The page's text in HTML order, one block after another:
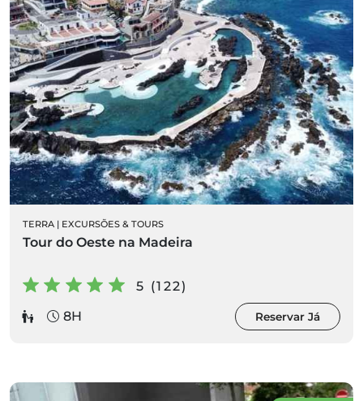
TERRA | EXCURSÕES & TOURS
Tour do Oeste na Madeira
5 (122)
8H
Reservar Já